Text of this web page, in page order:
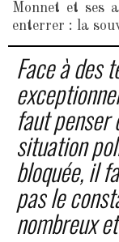
Monnet et ses
enterrer : la
Face à des
faut penser
situation
bloquée, il
pas le
nombreux